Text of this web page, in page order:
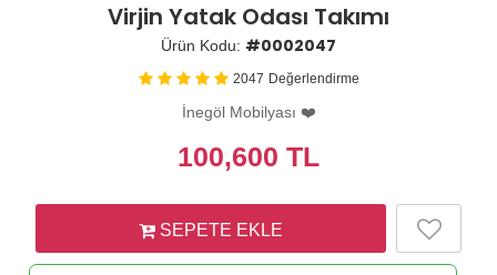
Virjin Yatak Odası Takımı
Ürün Kodu: #0002047
2047 Değerlendirme
İnegöl Mobilyası ❤️
100,600 TL
SEPETE EKLE